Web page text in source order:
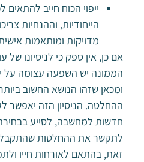
ייפוי הכוח חייב
הייחודיות, וההנחיות
מדויקות ומותאמות
אם כן, אין ספק כי לניסיונו של
הממונה יש השפעה עצומה על
ומכאן שזהו הנושא החשוב
ההחלטה. הניסיון הזה יאפשר
חדשות למחשבה, לסייע
לתקשר את ההחלטות
זאת, בהתאם לאורחות חייו